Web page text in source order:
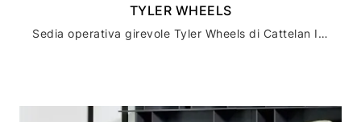
TYLER WHEELS
Sedia operativa girevole Tyler Wheels di Cattelan Italia